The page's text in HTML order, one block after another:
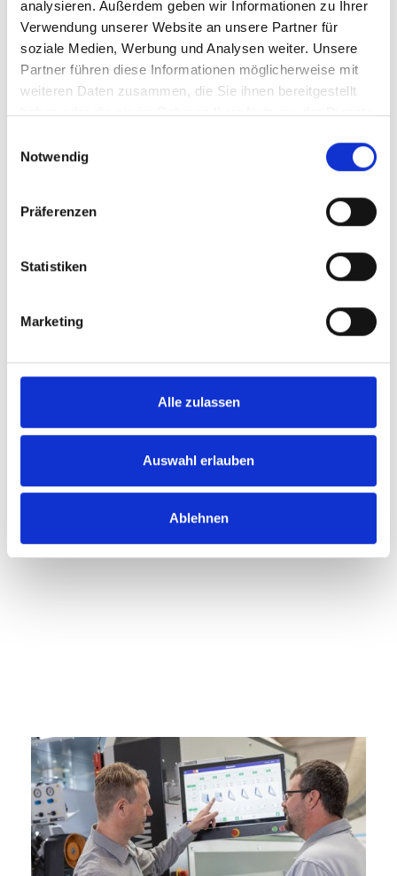
analysieren. Außerdem geben wir Informationen zu Ihrer
Verwendung unserer Website an unsere Partner für
soziale Medien, Werbung und Analysen weiter. Unsere
Partner führen diese Informationen möglicherweise mit
weiteren Daten zusammen, die Sie ihnen bereitgestellt
haben oder die sie im Rahmen Ihrer Nutzung der Dienste
Notwendig
Präferenzen
Statistiken
Marketing
Alle zulassen
Auswahl erlauben
Ablehnen